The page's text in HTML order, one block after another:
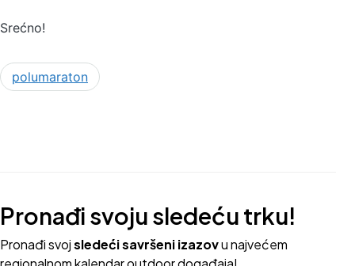
Srećno!
polumaraton
Pronađi svoju sledeću trku!
Pronađi svojsledeći savršeni izazovu najvećem